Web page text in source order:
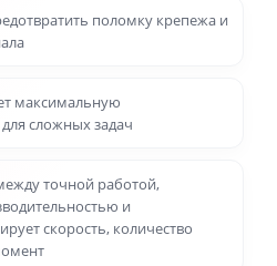
поломку крепежа и
максимальную
сложных задач
точной работой,
и
скорость, количество